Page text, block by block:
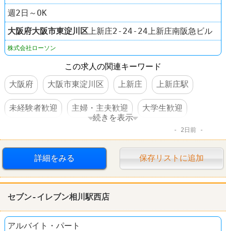
週2日～OK
大阪府大阪市東淀川区 上新庄2‐24‐24上新庄南阪急ビル
株式会社ローソン
この求人の関連キーワード
大阪府
大阪市東淀川区 上新庄 上新庄駅
未経験者歓迎 主婦・主夫歓迎 大学生歓迎
コンビニ
ローソン
続きを表示
2日前
詳細をみる 保存リストに追加
セブン-イレブン相川駅西店
アルバイト・パート